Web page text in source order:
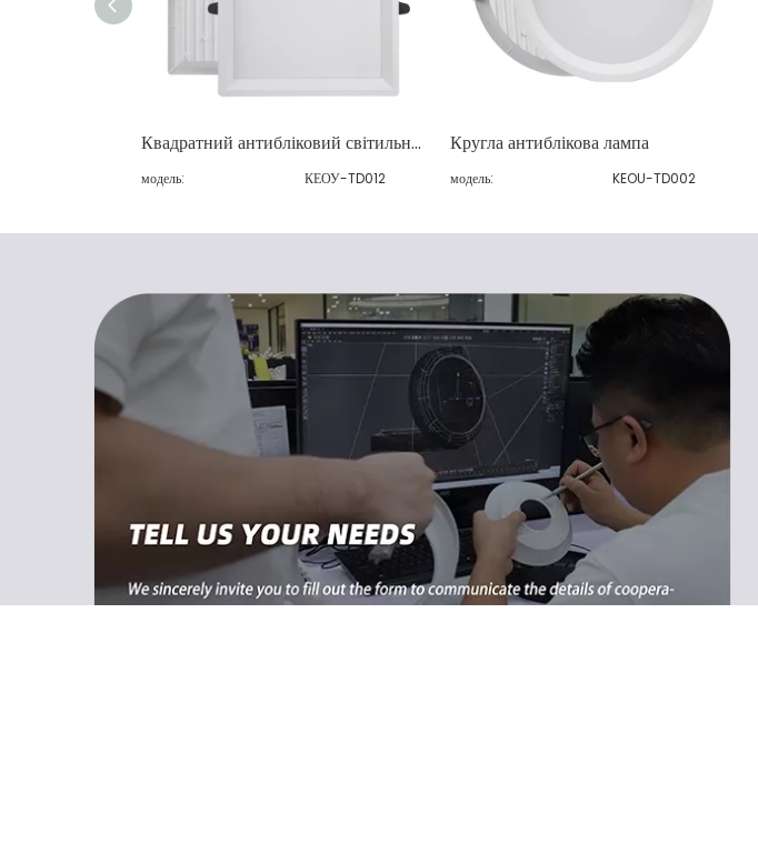
Квадратний антибліковий світильник
модель: КЕОУ-TD012
Кругла антиблікова лампа
модель: KEOU-TD002